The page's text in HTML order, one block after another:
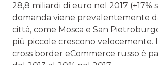
28,8 miliardi di euro nel 2017 (+17%
domanda viene prevalentemente
città, come Mosca e San
più piccole crescono velocemente.
cross border eCommerce russo è